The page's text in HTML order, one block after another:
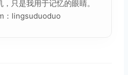
只是我用于记忆的眼睛。
：lingsuduoduo